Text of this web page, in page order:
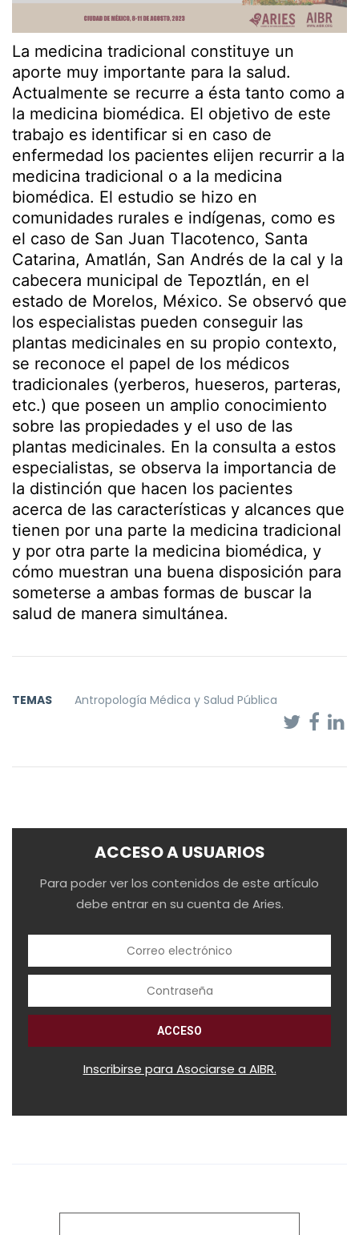
La medicina tradicional constituye un
aporte muy importante para la salud.
Actualmente se recurre a ésta tanto como a
la medicina biomédica. El objetivo de este
trabajo es identificar si en caso de
enfermedad los pacientes elijen recurrir a la
medicina tradicional o a la medicina
biomédica. El estudio se hizo en
comunidades rurales e indígenas, como es
el caso de San Juan Tlacotenco, Santa
Catarina, Amatlán, San Andrés de la cal y la
cabecera municipal de Tepoztlán, en el
estado de Morelos, México. Se observó que
los especialistas pueden conseguir las
plantas medicinales en su propio contexto,
se reconoce el papel de los médicos
tradicionales (yerberos, hueseros, parteras,
etc.) que poseen un amplio conocimiento
sobre las propiedades y el uso de las
plantas medicinales. En la consulta a estos
especialistas, se observa la importancia de
la distinción que hacen los pacientes
acerca de las características y alcances que
tienen por una parte la medicina tradicional
y por otra parte la medicina biomédica, y
cómo muestran una buena disposición para
someterse a ambas formas de buscar la
salud de manera simultánea.
TEMAS Antropología Médica y Salud Pública
ACCESO A USUARIOS
Para poder ver los contenidos de este artículo
debe entrar en su cuenta de Aries.
Inscribirse para Asociarse a AIBR.